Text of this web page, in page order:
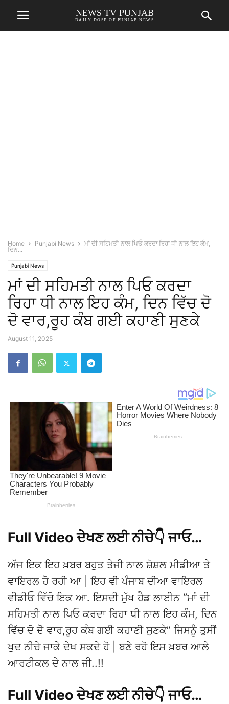
NEWS TV PUNJAB
DAILY DOSE OF PUNJAB NEWS
Home Punjabi News
ਮਾਂ ਦੀ ਸਹਿਮਤੀ ਨਾਲ ਪਿਓ ਕਰਦਾ ਰਿਹਾ ਧੀ ਨਾਲ ਇਹ ਕੰਮ,
ਦਿਨ...
Punjabi News
ਮਾਂ ਦੀ ਸਹਿਮਤੀ ਨਾਲ ਪਿਓ ਕਰਦਾ
ਰਿਹਾ ਧੀ ਨਾਲ ਇਹ ਕੰਮ, ਦਿਨ ਵਿੱਚ ਦੋ
ਦੋ ਵਾਰ,ਰੂਹ ਕੰਬ ਗਈ ਕਹਾਣੀ ਸੁਣਕੇ
August 11, 2025
Full Video ਦੇਖਣ ਲਈ ਨੀਚੇ👇 ਜਾਓ…
ਅੱਜ ਇਕ ਇਹ ਖ਼ਬਰ ਬਹੁਤ ਤੇਜੀ ਨਾਲ ਸ਼ੋਸ਼ਲ ਮੀਡੀਆ ਤੇ
ਵਾਇਰਲ ਹੋ ਰਹੀ ਆ | ਇਹ ਵੀ ਪੰਜਾਬ ਦੀਆ ਵਾਇਰਲ
ਵੀਡੀਓ ਵਿੱਚੋ ਇਕ ਆ. ਇਸਦੀ ਮੁੱਖ ਹੈਡ ਲਾਈਨ “ਮਾਂ ਦੀ
ਸਹਿਮਤੀ ਨਾਲ ਪਿਓ ਕਰਦਾ ਰਿਹਾ ਧੀ ਨਾਲ ਇਹ ਕੰਮ, ਦਿਨ
ਵਿੱਚ ਦੋ ਦੋ ਵਾਰ,ਰੂਹ ਕੰਬ ਗਈ ਕਹਾਣੀ ਸੁਣਕੇ” ਜਿਸਨੂੰ ਤੁਸੀਂ
ਖੁਦ ਨੀਚੇ ਜਾਕੇ ਦੇਖ ਸਕਦੇ ਹੋ | ਬਣੇ ਰਹੋ ਇਸ ਖ਼ਬਰ ਆਲੇ
ਆਰਟੀਕਲ ਦੇ ਨਾਲ ਜੀ..!!
Full Video ਦੇਖਣ ਲਈ ਨੀਚੇ👇 ਜਾਓ…